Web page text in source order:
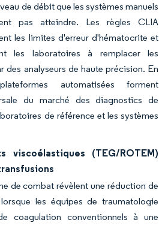
de débit que les systèmes manuels
pas atteindre. Les règles CLIA
les limites d'erreur d'hématocrite et
les laboratoires à remplacer les
des analyseurs de haute précision. En
automatisées forment
du marché des diagnostics de
de référence et les systèmes
viscoélastiques (TEG/ROTEM)
de combat révèlent une réduction de
les équipes de traumatologie
coagulation conventionnels à une